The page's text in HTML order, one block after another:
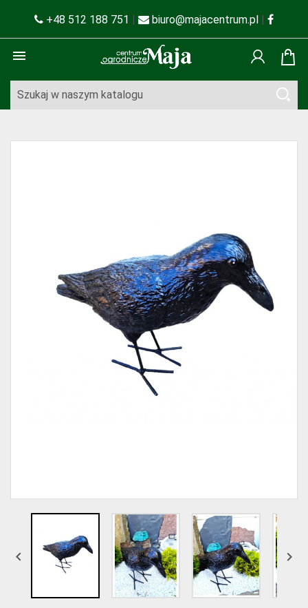
+48 512 188 751 | biuro@majacentrum.pl |

 